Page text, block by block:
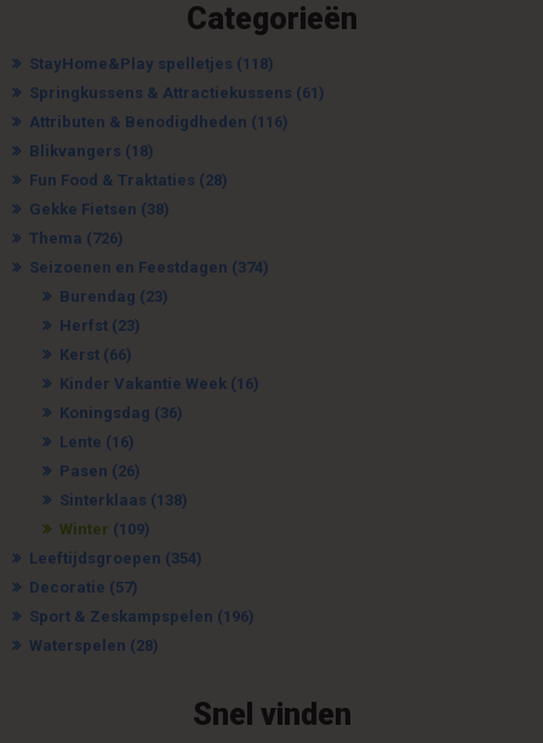
Categorieën
StayHome&Play spelletjes (118)
Springkussens & Attractiekussens (61)
Attributen & Benodigdheden (116)
Blikvangers (18)
Fun Food & Traktaties (28)
Gekke Fietsen (38)
Thema (726)
Seizoenen en Feestdagen (374)
Burendag (23)
Herfst (23)
Kerst (66)
Kinder Vakantie Week (16)
Koningsdag (36)
Lente (16)
Pasen (26)
Sinterklaas (138)
Winter (109)
Leeftijdsgroepen (354)
Decoratie (57)
Sport & Zeskampspelen (196)
Waterspelen (28)
Snel vinden